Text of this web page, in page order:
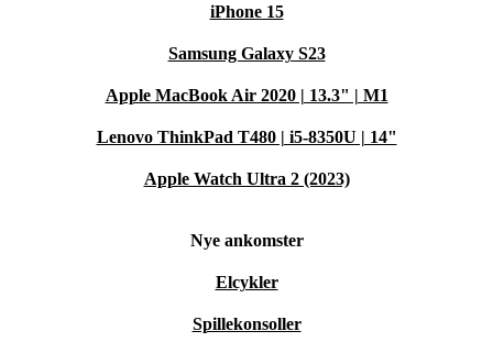
iPhone 15
Samsung Galaxy S23
Apple MacBook Air 2020 | 13.3" | M1
Lenovo ThinkPad T480 | i5-8350U | 14"
Apple Watch Ultra 2 (2023)
Nye ankomster
Elcykler
Spillekonsoller